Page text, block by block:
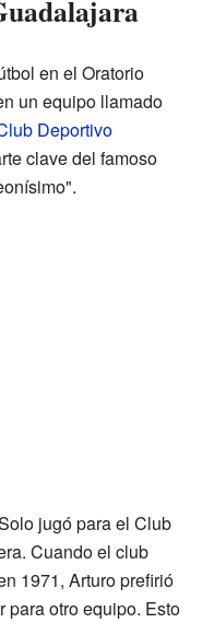
en el Oratorio
un equipo llamado
Deportivo
clave del famoso
jugó para el Club
Cuando el club
1971, Arturo prefirió
para otro equipo. Esto